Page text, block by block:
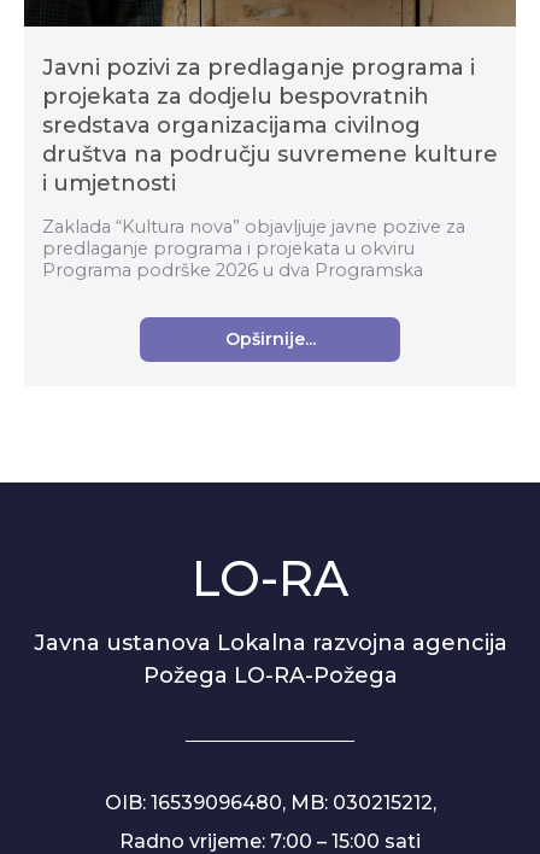
Javni pozivi za predlaganje programa i
projekata za dodjelu bespovratnih
sredstava organizacijama civilnog
društva na području suvremene kulture
i umjetnosti
Zaklada “Kultura nova” objavljuje javne pozive za
predlaganje programa i projekata u okviru
Programa podrške 2026 u dva Programska
umjetnost za...
Opširnije...
LO-RA
Javna ustanova Lokalna razvojna agencija
Požega LO-RA-Požega
OIB: 16539096480, MB: 030215212,
Radno vrijeme: 7:00 – 15:00 sati